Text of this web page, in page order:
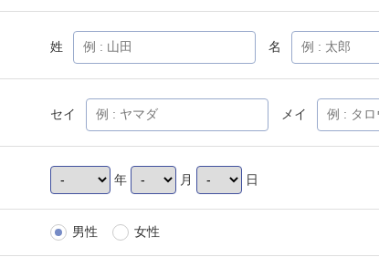
姓 名
セイ メイ
年 月 日
男性 女性